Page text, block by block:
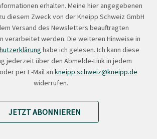
erhalten. Meine hier angegebenen
diesem Zweck von der Kneipp Schweiz GmbH
Versand des Newsletters beauftragten
verarbeitet werden. Die weiteren Hinweise in
habe ich gelesen. Ich kann diese
jederzeit über den Abmelde-Link in jedem
per E-Mail an kneipp.schweiz@kneipp.de
widerrufen.
JETZT ABONNIEREN